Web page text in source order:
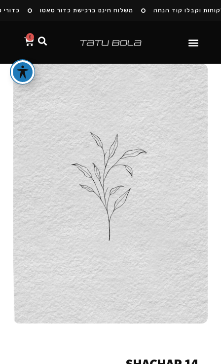
משלוח חינם ברכישת כדור טאטו כדורי וקבלו קוד הנחה
0